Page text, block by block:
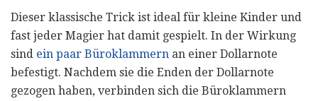
Dieser klassische Trick ist ideal für kleine Kinder und
fast jeder Magier hat damit gespielt. In der Wirkung
sind ein paar Büroklammern an einer Dollarnote
befestigt. Nachdem sie die Enden der Dollarnote
gezogen haben, verbinden sich die Büroklammern